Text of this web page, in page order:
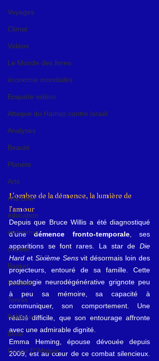
Voyages
Climat
Vidéos
Le Monde des livres
économie mondiales
Enquête vidéos
Attaque du Hamas contre Israël
Analyses
Beauté
Planète
Arts
A la Une
éducation
économie
société
Basket
Football
Tennis
Politique
Boxe
Coupe D'Afrique
L’ombre de la démence, la lumière de
l’amour
Depuis que Bruce Willis a été diagnostiqué
d’une démence fronto-temporale, ses
apparitions se font rares. La star de Die
Hard et Sixième Sens vit désormais loin des
projecteurs, entouré de sa famille. Cette
pathologie neurodégénérative grignote peu
à peu sa mémoire, sa capacité à
communiquer, son comportement. Une
réalité difficile, que son entourage affronte
avec une admirable dignité.
Emma Heming, épouse dévouée depuis
2009, est au cœur de ce combat silencieux.